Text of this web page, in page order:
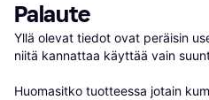
Palaute
Yllä olevat tiedot ovat peräisin
niitä kannattaa käyttää vain
Huomasitko tuotteessa jotain